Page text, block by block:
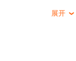
展开 